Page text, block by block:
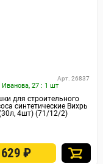
Иванова, 27 : 1 шт
Арт. 26837
для строительного
синтетические Вихрь
4шт) (71/12/2)
629 ₽